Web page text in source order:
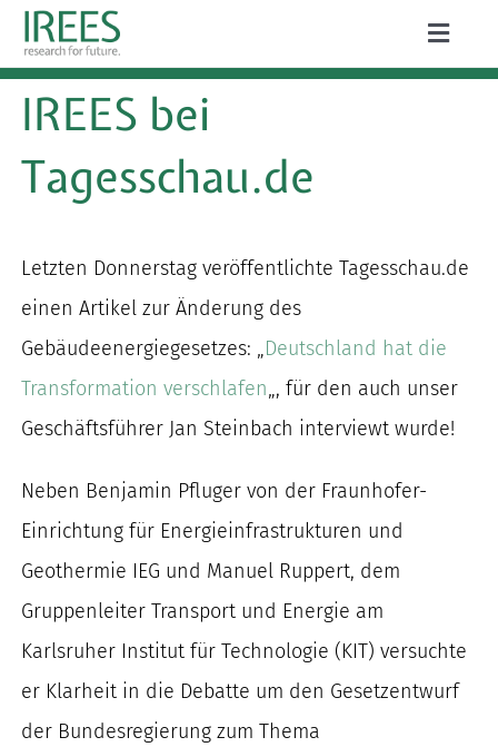
Zum
Inhalt
springen
Toggle
ÜBER UNS
AKTUELLES
PROJEKTE
PUBLIKATIONEN
Suche
nach:
IREES bei
Tagesschau.de
Letzten Donnerstag veröffentlichte Tagesschau.de
einen Artikel zur Änderung des
Gebäudeenergiegesetzes: „Deutschland hat die
Transformation verschlafen„, für den auch unser
Geschäftsführer Jan Steinbach interviewt wurde!
Neben Benjamin Pfluger von der Fraunhofer-
Einrichtung für Energieinfrastrukturen und
Geothermie IEG und Manuel Ruppert, dem
Gruppenleiter Transport und Energie am
Karlsruher Institut für Technologie (KIT) versuchte
er Klarheit in die Debatte um den Gesetzentwurf
der Bundesregierung zum Thema